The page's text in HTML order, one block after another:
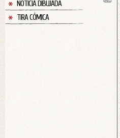
NOTICIA DIBUJADA
TIRA CÓMICA